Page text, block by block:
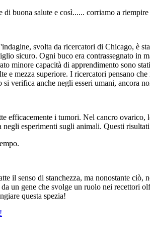
buona salute e così...... corriamo a
svolta da ricercatori di Chicago, è
sicuro. Ogni buco era contrassegnato
minore capacità di apprendimento sono
e mezza superiore. I ricercatori pensano
verifica anche negli esseri umani, ancora
i tumori. Nel cancro ovarico,
esperimenti sugli animali. Questi
il senso di stanchezza, ma nonostante
un gene che svolge un ruolo nei recettori
questa spezia!